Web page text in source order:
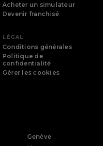
Acheter un simulateur
Devenir franchisé
LÉGAL
Conditions générales
Politique de
confidentialité
Gérer les cookies
Genève